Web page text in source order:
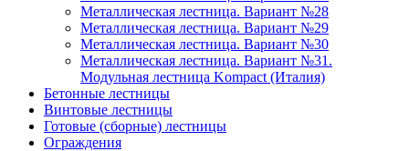
Металлическая лестница. Вариант №28
Металлическая лестница. Вариант №29
Металлическая лестница. Вариант №30
Металлическая лестница. Вариант №31.
Модульная лестница Kompact (Италия)
Бетонные лестницы
Винтовые лестницы
Готовые (сборные) лестницы
Ограждения